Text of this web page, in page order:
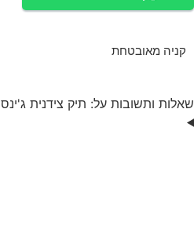
קניה מאובטחת
שאלות ותשובות על: תיק צידנית ג'ינס